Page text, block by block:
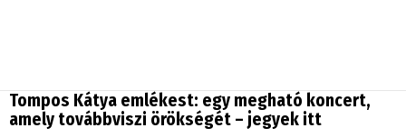
Tompos Kátya emlékest: egy megható koncert,
amely továbbviszi örökségét – jegyek itt